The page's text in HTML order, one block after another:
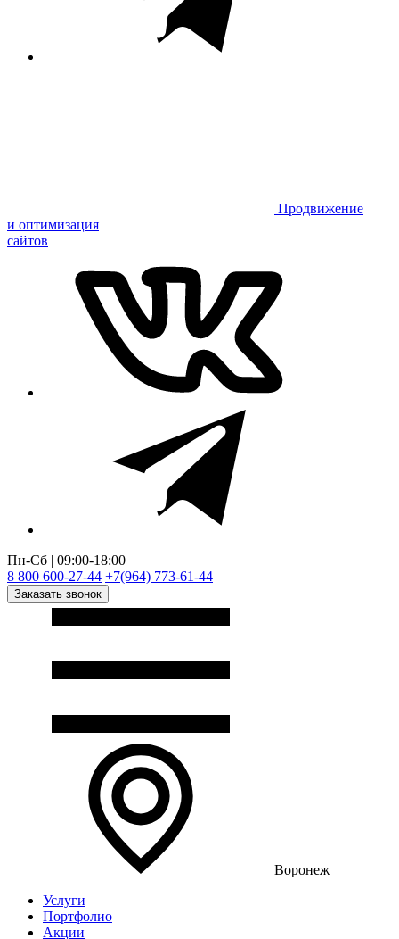
Продвижение
и оптимизация
сайтов
Пн-Сб | 09:00-18:00
8 800 600-27-44 +7(964) 773-61-44
Заказать звонок
Воронеж
Услуги
Портфолио
Акции